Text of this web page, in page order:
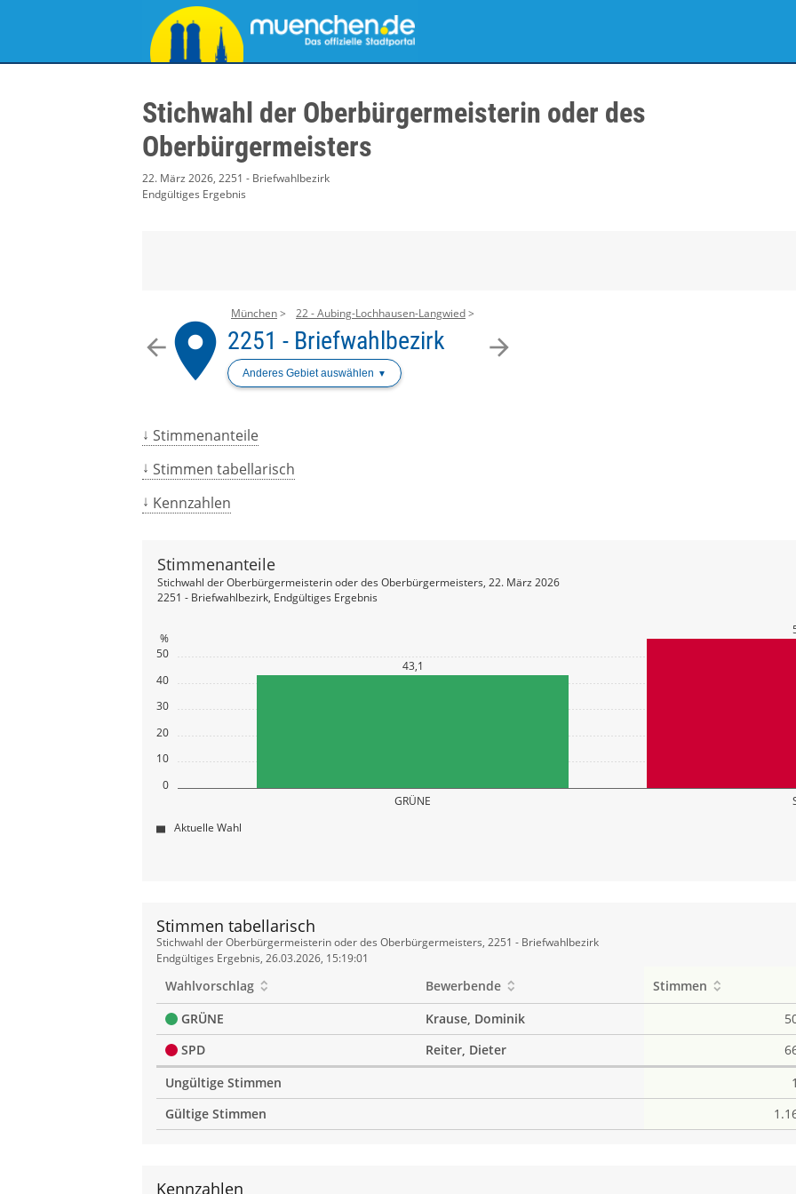
Stichwahl der Oberbürgermeisterin oder des
Oberbürgermeisters
22. März 2026, 2251 - Briefwahlbezirk
Endgültiges Ergebnis
arrow_back arrow_forward
place
München 22 - Aubing-Lochhausen-Langwied
2251 - Briefwahlbezirk
Anderes Gebiet auswählen
Stimmenanteile
Stimmen tabellarisch
Kennzahlen
0
10
20
30
40
50
%
GRÜNE
43,1
Stimmenanteile
Stichwahl der Oberbürgermeisterin oder des Oberbürgermeisters, 22. März 2026
2251 - Briefwahlbezirk, Endgültiges Ergebnis
Aktuelle Wahl
Stimmen tabellarisch
Stimmen
tabellarisch
Stichwahl der Oberbürgermeisterin oder des Oberbürgermeisters, 2251 - Briefwahlbezirk
Endgültiges Ergebnis, 26.03.2026, 15:19:01
Wahlvorschlag Bewerbende Stimmen
GRÜNE
Krause, Dominik
SPD
Reiter, Dieter
Ungültige Stimmen
Gültige Stimmen
Kennzahlen